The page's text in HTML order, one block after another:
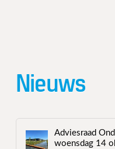
Nieuws
Adviesraad
woensdag 14